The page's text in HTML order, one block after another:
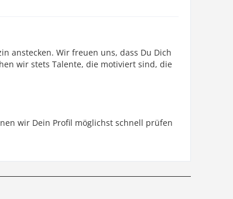
anstecken. Wir freuen uns, dass Du Dich
wir stets Talente, die motiviert sind, die
wir Dein Profil möglichst schnell prüfen